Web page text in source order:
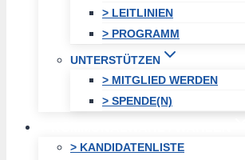
> LEITLINIEN
> PROGRAMM
UNTERSTÜTZEN
> MITGLIED WERDEN
> SPENDE(N)
> KANDIDATENLISTE